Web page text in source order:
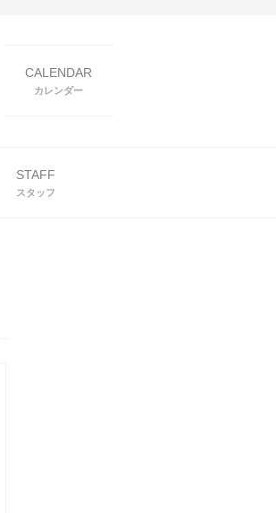
CALENDAR
カレンダー
STAFF
スタッフ